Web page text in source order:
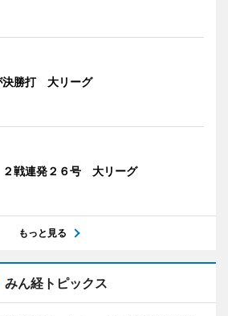
決勝打 大リーグ
２戦連発２６号 大リーグ
もっと見る
みん経トピックス